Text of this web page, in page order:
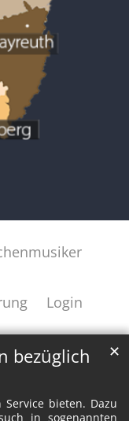
bezüglich
bieten. Dazu
in sogenannten
✕
Login